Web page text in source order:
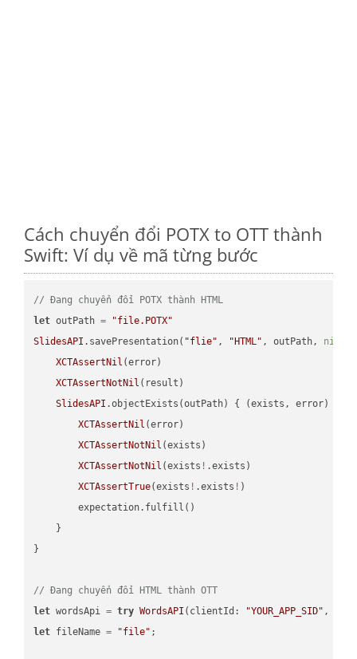
Cách chuyển đổi POTX to OTT thành
Swift: Ví dụ về mã từng bước
// Đang chuyển đổi POTX thành HTML
let outPath =
"file.POTX"
SlidesAPI .savePresentation( "flie" , "HTML" , outPath, nil
XCTAssertNil (error)
XCTAssertNotNil (result)
SlidesAPI .objectExists(outPath) { (exists, error) ->
XCTAssertNil (error)
XCTAssertNotNil (exists)
XCTAssertNotNil (exists ! .exists)
XCTAssertTrue(exists ! .exists ! )
        expectation.fulfill()
    }
}
// Đang chuyển đổi HTML thành OTT
let wordsApi = try WordsAPI (clientId: "YOUR_APP_SID" ,
let fileName = "file" ;